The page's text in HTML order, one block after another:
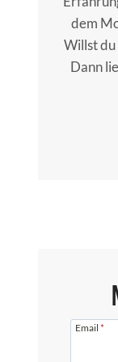
dem
Willst
Dann
Email *